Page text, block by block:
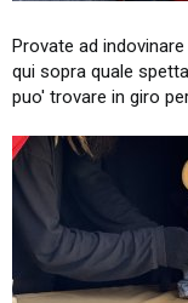
Provate ad
qui sopra quale
puo' trovare in giro